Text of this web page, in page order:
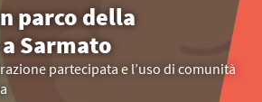
parco della
Sarmato
partecipata e l’uso di comunità